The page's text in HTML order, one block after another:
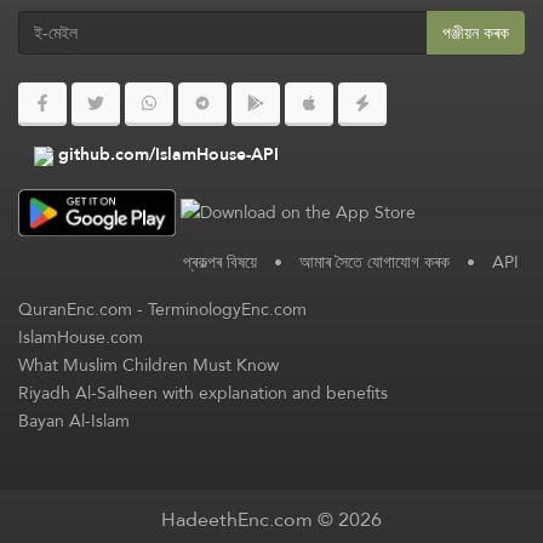
পঞ্জীয়ন কৰক
github.com/IslamHouse-API
প্ৰকল্পৰ বিষয়ে • আমাৰ সৈতে যোগাযোগ কৰক • API
QuranEnc.com-TerminologyEnc.com
IslamHouse.com
What Muslim Children Must Know
Riyadh Al-Salheen with explanation and benefits
Bayan Al-Islam
HadeethEnc.com © 2026